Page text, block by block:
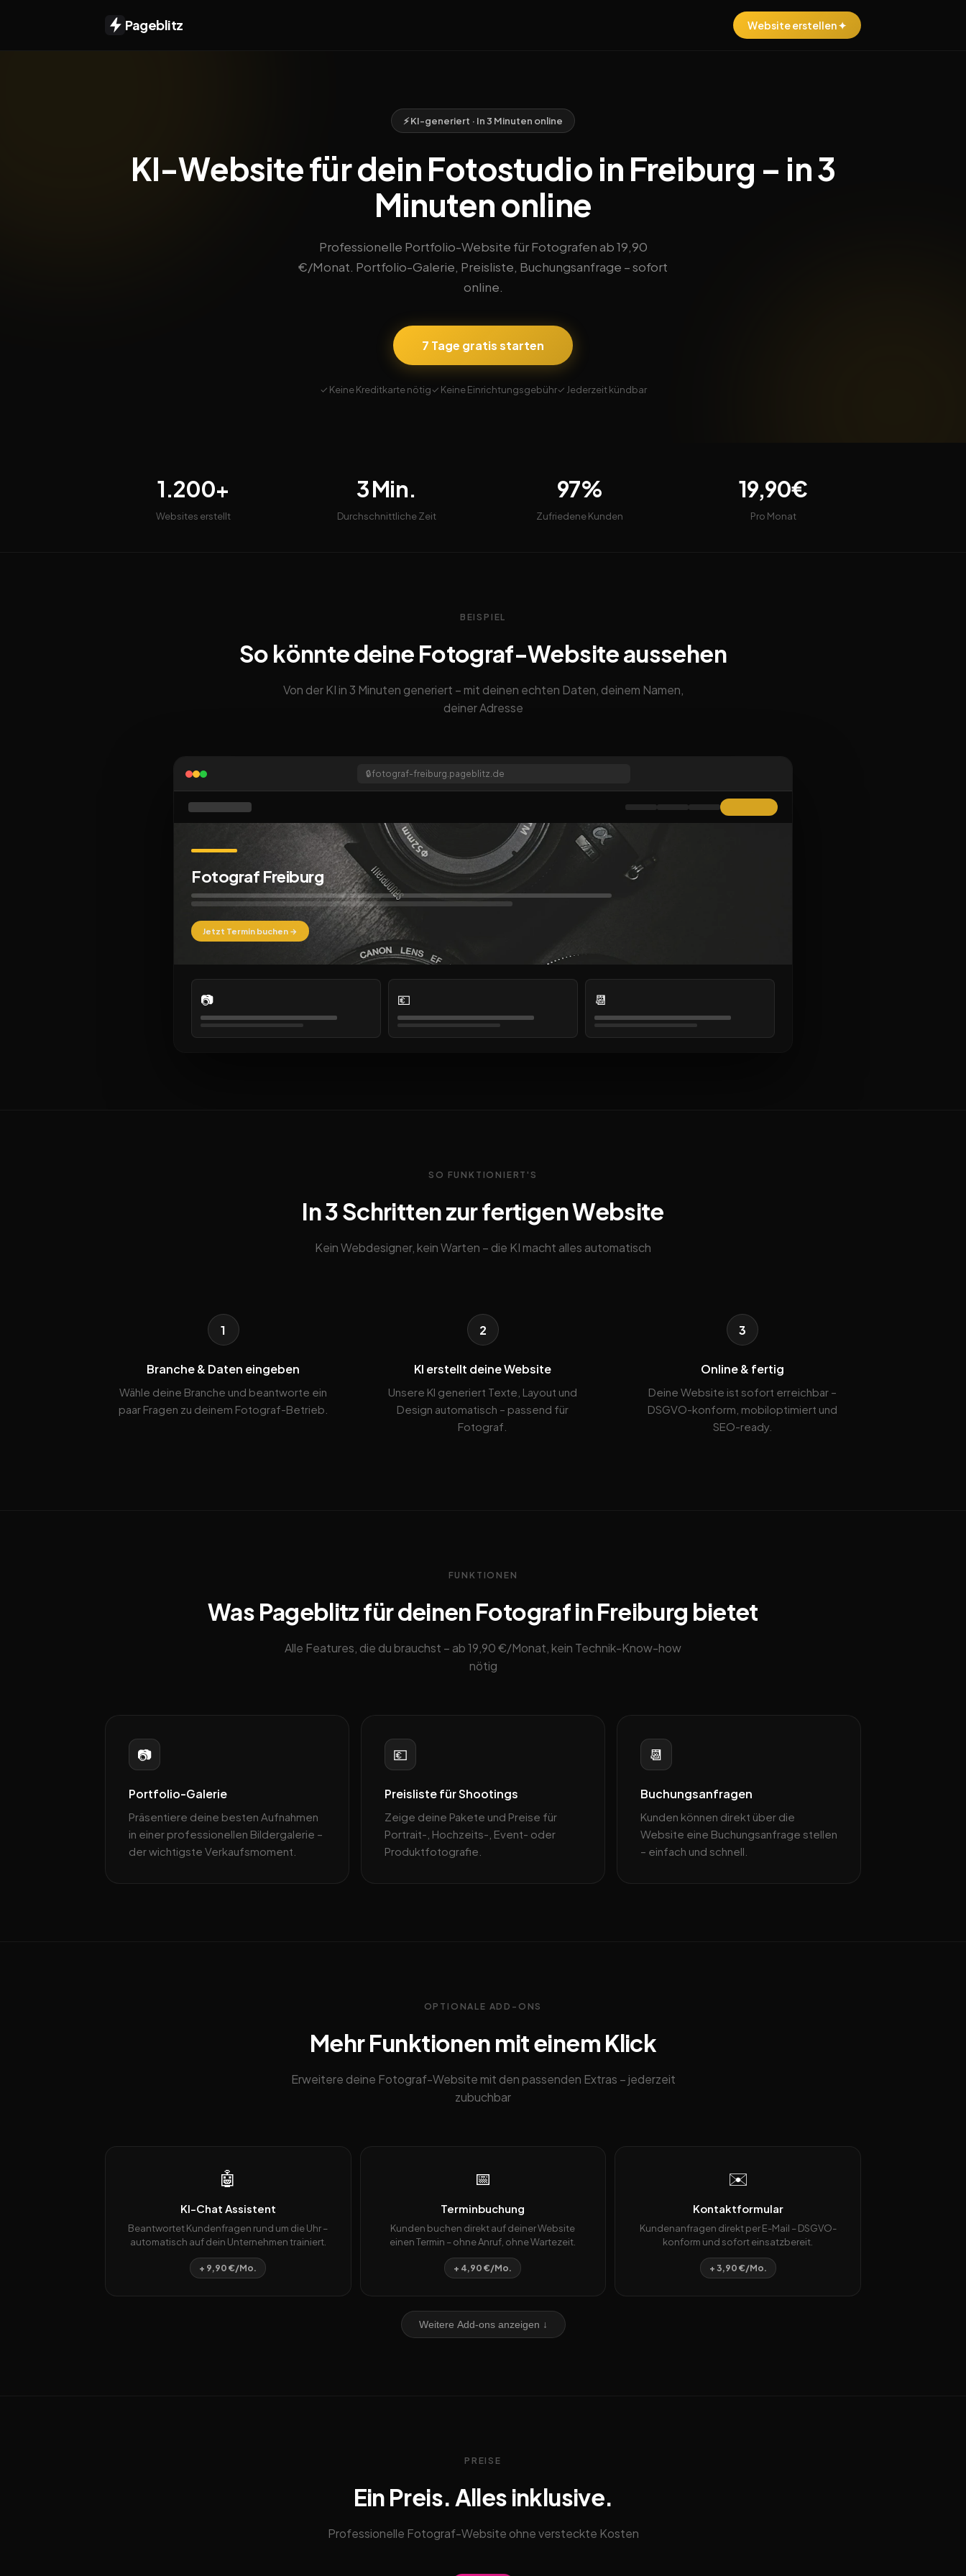
Pageblitz Website erstellen ✦
⚡ KI-generiert · In 3 Minuten online
KI-Website für dein Fotostudio in Freiburg – in 3
Minuten online
Professionelle Portfolio-Website für Fotografen ab 19,90
€/Monat. Portfolio-Galerie, Preisliste, Buchungsanfrage – sofort
online.
7 Tage gratis starten
✓ Keine Kreditkarte nötig✓ Keine Einrichtungsgebühr✓ Jederzeit kündbar
1.200+
Websites erstellt
3 Min.
Durchschnittliche Zeit
97%
Zufriedene Kunden
19,90€
Pro Monat
BEISPIEL
So könnte deine Fotograf-Website aussehen
Von der KI in 3 Minuten generiert – mit deinen echten Daten, deinem Namen,
deiner Adresse
🔒fotograf-freiburg.pageblitz.de
Fotograf Freiburg
Jetzt Termin buchen →
📷 💶 📆
SO FUNKTIONIERT'S
In 3 Schritten zur fertigen Website
Kein Webdesigner, kein Warten – die KI macht alles automatisch
1
Branche & Daten eingeben
Wähle deine Branche und beantworte ein
paar Fragen zu deinem Fotograf-Betrieb.
2
KI erstellt deine Website
Unsere KI generiert Texte, Layout und
Design automatisch – passend für
Fotograf.
3
Online & fertig
Deine Website ist sofort erreichbar –
DSGVO-konform, mobiloptimiert und
SEO-ready.
FUNKTIONEN
Was Pageblitz für deinen Fotograf in Freiburg bietet
Alle Features, die du brauchst – ab 19,90 €/Monat, kein Technik-Know-how
nötig
📷
Portfolio-Galerie
Präsentiere deine besten Aufnahmen
in einer professionellen Bildergalerie –
der wichtigste Verkaufsmoment.
💶
Preisliste für Shootings
Zeige deine Pakete und Preise für
Portrait-, Hochzeits-, Event- oder
Produktfotografie.
📆
Buchungsanfragen
Kunden können direkt über die
Website eine Buchungsanfrage stellen
– einfach und schnell.
OPTIONALE ADD-ONS
Mehr Funktionen mit einem Klick
Erweitere deine Fotograf-Website mit den passenden Extras – jederzeit
zubuchbar
🤖
KI-Chat Assistent
Beantwortet Kundenfragen rund um die Uhr –
automatisch auf dein Unternehmen trainiert.
+ 9,90 €/Mo.
📅
Terminbuchung
Kunden buchen direkt auf deiner Website
einen Termin – ohne Anruf, ohne Wartezeit.
+ 4,90 €/Mo.
✉️
Kontaktformular
Kundenanfragen direkt per E-Mail – DSGVO-
konform und sofort einsatzbereit.
+ 3,90 €/Mo.
Weitere Add-ons anzeigen ↓
PREISE
Ein Preis. Alles inklusive.
Professionelle Fotograf-Website ohne versteckte Kosten